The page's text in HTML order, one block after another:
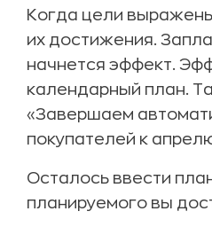
Когда цели
их достижения.
начнется эффект.
календарный план.
«Завершаем
покупателей к
Осталось ввести
планируемого вы